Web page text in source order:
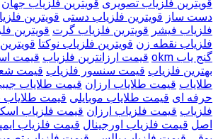
قویترین فلزیاب تصویری قویترین فلزیاب جهان
دست ساز قویترین فلزیاب دستی قویترین
فلزیاب فیشر قویترین فلزیاب گرت قویترین
فلزیاب نقطه زن قویترین فلزیاب نوکتا
گنج یاب okm
قیمت ارزانترین فلزیاب قیمت
بهترین فلزیاب قیمت سنسور فلزیاب قیمت
طلایاب قیمت طلایاب ارزان قیمت طلایاب
حرفه ای قیمت طلایاب موبایلی قیمت
فلزیاب قیمت فلزیاب ارزان قیمت فلزیاب
اصل قیمت فلزیاب اورجینال قیمت فلزیاب